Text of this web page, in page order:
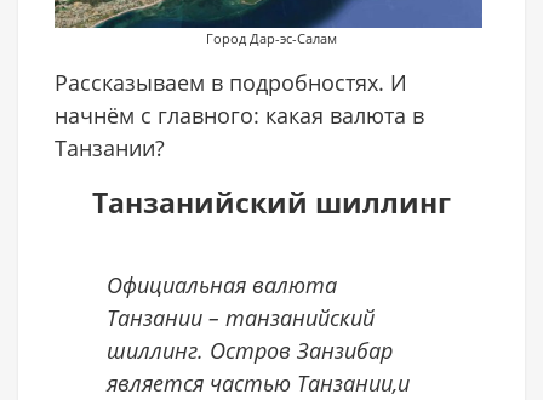
Город Дар-эс-Салам
Рассказываем в подробностях. И
начнём с главного: какая валюта в
Танзании?
Танзанийский шиллинг
Официальная валюта
Танзании – танзанийский
шиллинг. Остров Занзибар
является частью Танзании,и